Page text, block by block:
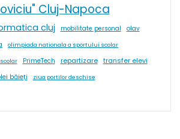
Cluj-Napoca
cluj mobilitate personal
olav
olimpiada nationala a sportului scolar
PrimeTech repartizare transfer elevi
băieți ziua portilor deschise